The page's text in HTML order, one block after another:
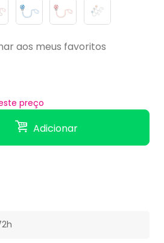
preço
Adicionar
aos meus favoritos